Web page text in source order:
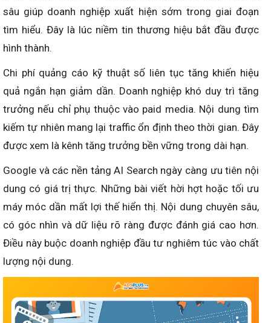
sâu giúp doanh nghiệp xuất hiện sớm trong giai đoạn
tìm hiểu. Đây là lúc niềm tin thương hiệu bắt đầu được
hình thành.
Chi phí quảng cáo kỹ thuật số liên tục tăng khiến hiệu
quả ngắn hạn giảm dần. Doanh nghiệp khó duy trì tăng
trưởng nếu chỉ phụ thuộc vào paid media. Nội dung tìm
kiếm tự nhiên mang lại traffic ổn định theo thời gian. Đây
được xem là kênh tăng trưởng bền vững trong dài hạn.
Google và các nền tảng AI Search ngày càng ưu tiên nội
dung có giá trị thực. Những bài viết hời hợt hoặc tối ưu
máy móc dần mất lợi thế hiển thị. Nội dung chuyên sâu,
có góc nhìn và dữ liệu rõ ràng được đánh giá cao hơn.
Điều này buộc doanh nghiệp đầu tư nghiêm túc vào chất
lượng nội dung.